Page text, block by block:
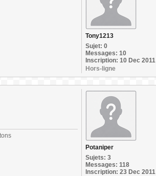
Tony1213
Sujet: 0
Messages: 10
Inscription: 10 Dec 2011
Hors-ligne
Potaniper
Sujets: 3
Messages: 118
Inscription: 23 Dec 2011